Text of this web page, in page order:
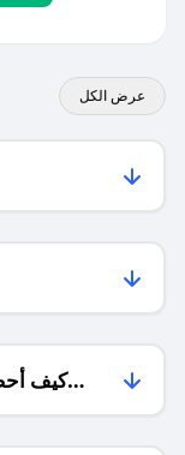
عرض الكل
كيف